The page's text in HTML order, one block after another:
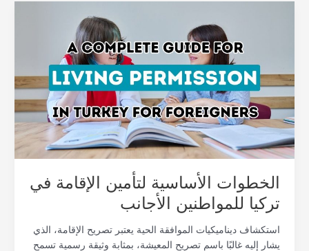
الخطوات الأساسية لتأمين الإقامة في
تركيا للمواطنين الأجانب
استكشاف ديناميكيات الموافقة الحية يعتبر تصريح الإقامة، الذي
يشار إليه غالبًا باسم تصريح المعيشة، بمثابة وثيقة رسمية تسمح
تركيا
للمواطنين
الأجانب